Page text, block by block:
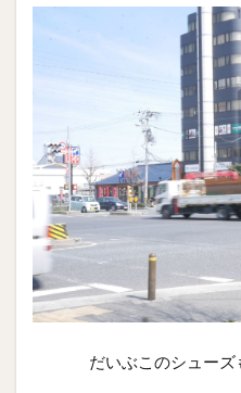
だいぶこのシューズ